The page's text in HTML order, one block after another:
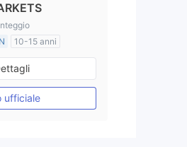
10-15 anni
in Australia
(MM)
MT4
ufficiale